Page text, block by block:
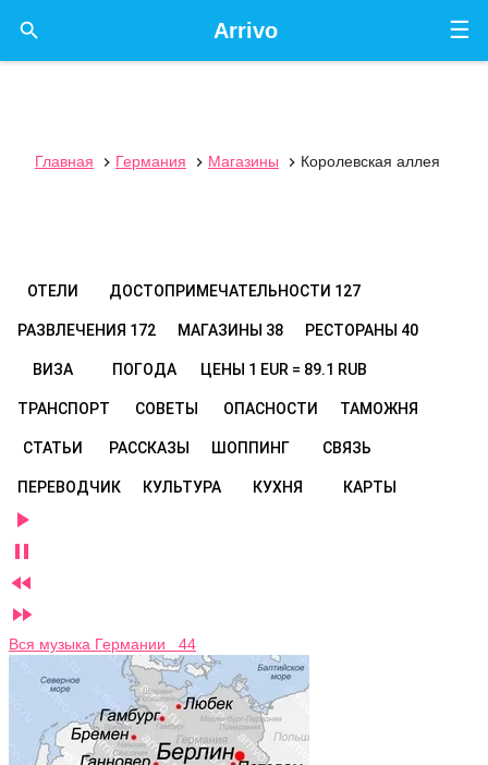
☰
Arrivo

Главная  Германия  Магазины  Королевская аллея
ОТЕЛИ ДОСТОПРИМЕЧАТЕЛЬНОСТИ 127
РАЗВЛЕЧЕНИЯ 172 МАГАЗИНЫ 38 РЕСТОРАНЫ 40
ВИЗА ПОГОДА ЦЕНЫ 1 EUR = 89.1 RUB
ТРАНСПОРТ СОВЕТЫ ОПАСНОСТИ ТАМОЖНЯ
СТАТЬИ РАССКАЗЫ ШОППИНГ СВЯЗЬ
ПЕРЕВОДЧИК КУЛЬТУРА КУХНЯ КАРТЫ




Вся музыка Германии 44